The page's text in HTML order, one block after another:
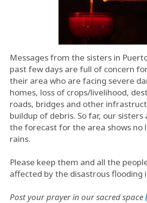
Messages from the sisters in
past few days are full of concern
their area who are facing severe
homes, loss of crops/livelihood,
roads, bridges and other
buildup of debris. So far, our
the forecast for the area shows no
rains.
Please keep them and all the
affected by the disastrous flooding
Post your prayer in our sacred space